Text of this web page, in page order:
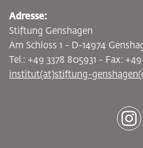
[socialLinksTitle]
Adresse:
Stiftung Genshagen
Am Schloss 1 - D-14974
Tel.: +49 3378 805931 - Fax: +49
institut(at)stiftung-